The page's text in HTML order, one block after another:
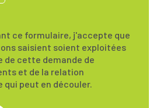
ce formulaire, j'accepte que
saisient soient exploitées
de cette demande de
et de la relation
qui peut en découler.